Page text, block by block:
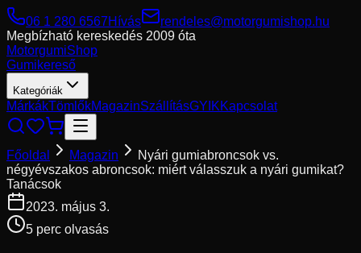
06 1 280 6567Hívás
rendeles@motorgumishop.hu
Megbízható kereskedés 2009 óta
MotorgumiShop
Gumikereső
Kategóriák
MárkákTömlőkMagazinSzállításGYIKKapcsolat
Főoldal Magazin
Nyári gumiabroncsok vs.
négyévszakos abroncsok: miért válasszuk a nyári gumikat?
Tanácsok
2023. május 3.
5 perc olvasás